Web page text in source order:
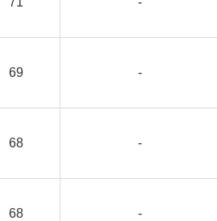
69 -
68 -
68 -